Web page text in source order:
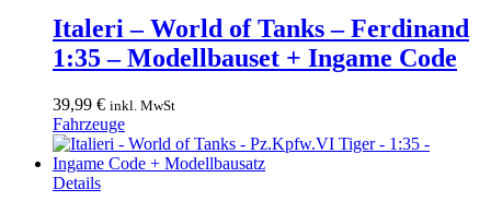
Italeri – World of Tanks – Ferdinand
1:35 – Modellbauset + Ingame Code
39,99 € inkl. MwSt
Fahrzeuge
Details